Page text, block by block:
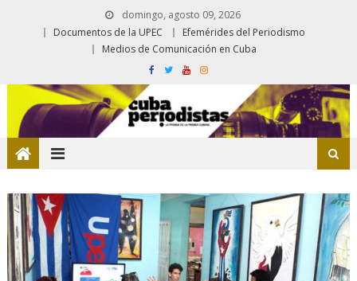
domingo, agosto 09, 2026
Documentos de la UPEC
Efemérides del Periodismo
Medios de Comunicación en Cuba